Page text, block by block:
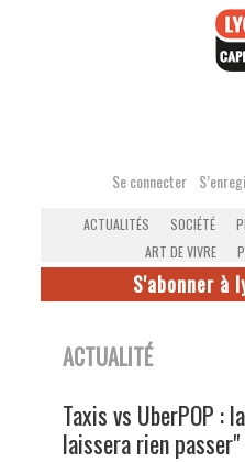
Se connecter
ACTUALITÉS SOCIÉTÉ
ART DE VIVRE
S'abonner à
ACTUALITÉ
Taxis vs UberPOP :
laissera rien passer"